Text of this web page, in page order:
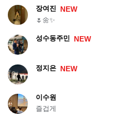
장여진 NEW
🌷🌼✨
성수동주민 NEW
정지은 NEW
이수원
즐겁게